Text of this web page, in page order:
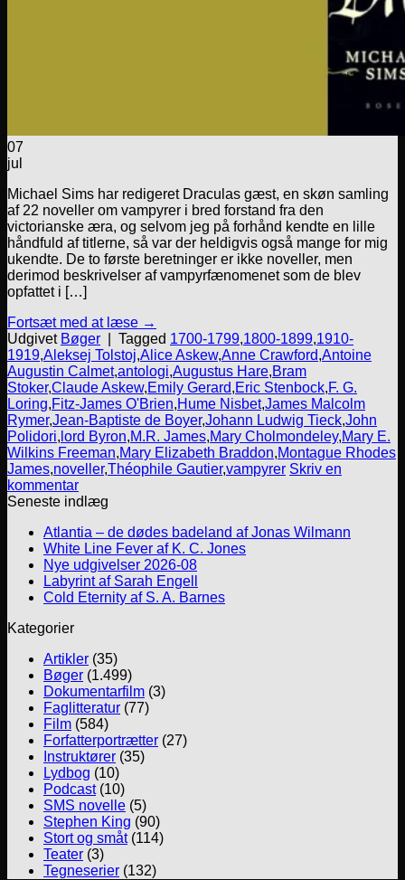
07
jul
Michael Sims har redigeret Draculas gæst, en skøn samling
af 22 noveller om vampyrer i bred forstand fra den
victorianske æra, og selvom jeg på forhånd kendte en lille
håndfuld af titlerne, så var der heldigvis også mange for mig
ukendte. De to første beretninger er ikke noveller, men
derimod beskrivelser af vampyrfænomenet som de blev
opfattet i […]
Fortsæt med at læse →
Udgivet Bøger Tagged 1700-1799,1800-1899,1910-
1919,Aleksej Tolstoj,Alice Askew,Anne Crawford,Antoine
Augustin Calmet,antologi,Augustus Hare,Bram
Stoker,Claude Askew,Emily Gerard,Eric Stenbock,F. G.
Loring,Fitz-James O'Brien,Hume Nisbet,James Malcolm
Rymer,Jean-Baptiste de Boyer,Johann Ludwig Tieck,John
Polidori, lord Byron,M.R. James,Mary Cholmondeley,Mary E.
Wilkins Freeman,Mary Elizabeth Braddon,Montague Rhodes
James,noveller,Théophile Gautier,vampyrer Skriv en
kommentar
Seneste indlæg
Atlantia – de dødes badeland af Jonas Wilmann
White Line Fever af K. C. Jones
Nye udgivelser 2026-08
Labyrint af Sarah Engell
Cold Eternity af S. A. Barnes
Kategorier
Artikler (35)
Bøger (1.499)
Dokumentarfilm (3)
Faglitteratur (77)
Film (584)
Forfatterportrætter (27)
Instruktører (35)
Lydbog (10)
Podcast(10)
SMS novelle (5)
Stephen King (90)
Stort og småt(114)
Teater (3)
Tegneserier (132)